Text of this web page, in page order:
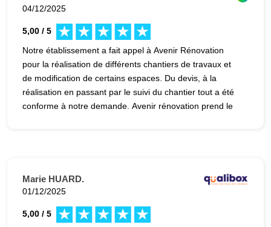
04/12/2025
5,00 / 5
Notre établissement a fait appel à Avenir Rénovation
pour la réalisation de différents chantiers de travaux et
de modification de certains espaces. Du devis, à la
réalisation en passant par le suivi du chantier tout a été
conforme à notre demande. Avenir rénovation prend le
Marie HUARD.
01/12/2025
5,00 / 5